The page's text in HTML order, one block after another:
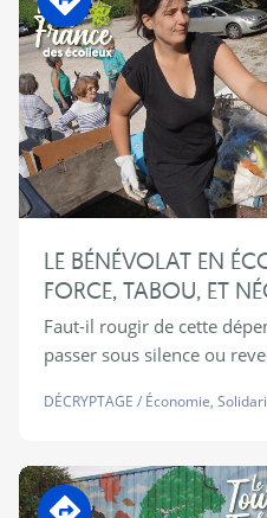
LE BÉNÉVOLAT EN
FORCE, TABOU, ET
Faut-il rougir de cette
passer sous silence ou
DÉCRYPTAGE / Économie,
En transition